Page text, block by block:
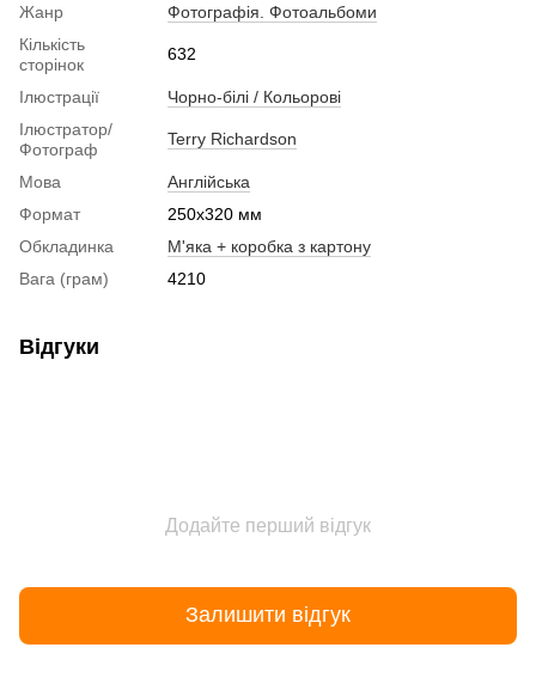
Жанр
Фотографія. Фотоальбоми
Кількість
сторінок
632
Ілюстрації
Чорно-білі / Кольорові
Ілюстратор/
Фотограф
Terry Richardson
Мова
Англійська
Формат
250x320 мм
Обкладинка
М'яка + коробка з картону
Вага (грам)
4210
Відгуки
Додайте перший відгук
Залишити відгук